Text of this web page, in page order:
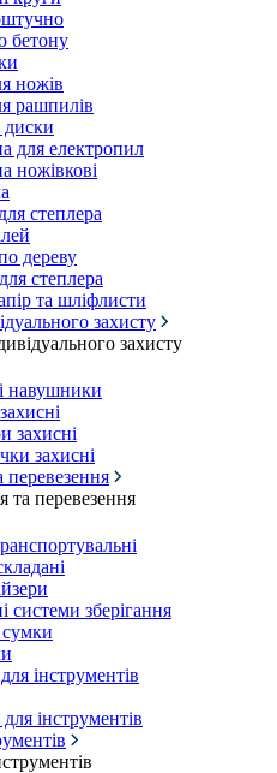
бетону
ножів
рашпилів
диски
для електропил
ножівкові
степлера
дереву
степлера
та шліфлисти
захисту
захисту
навушники
захисні
захисні
перевезення
та перевезення
системи зберігання
інструментів
інструментів